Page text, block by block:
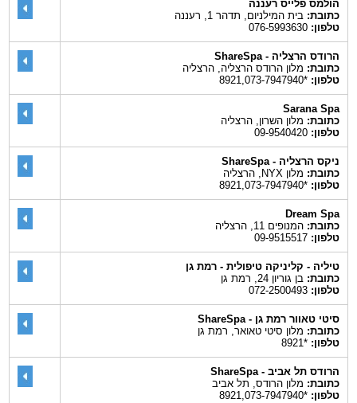
הולמס פלייס רעננה
כתובת:בית המילניום, תדהר 1, רעננה
טלפון:076-5993630‎
הרודס הרצליה - ShareSpa
כתובת:מלון הרודס הרצליה, הרצליה
טלפון:*8921,073-7947940
Sarana Spa
כתובת:מלון השרון, הרצליה
טלפון:09-9540420
ניקס הרצליה - ShareSpa
כתובת:מלון NYX, הרצליה
טלפון:*8921,073-7947940
Dream Spa
כתובת:המנופים 11, הרצליה
טלפון:09-9515517
טיליה - קליניקה טיפולית - רמת גן
כתובת:בן גוריון 24, רמת גן
טלפון:072-2500493
סיטי טאוור רמת גן - ShareSpa
כתובת:מלון סיטי טאואר, רמת גן
טלפון:*8921
הרודס תל אביב - ShareSpa
כתובת:מלון הרודס, תל אביב
טלפון:*8921,073-7947940